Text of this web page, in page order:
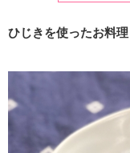
ひじきを使ったお料理